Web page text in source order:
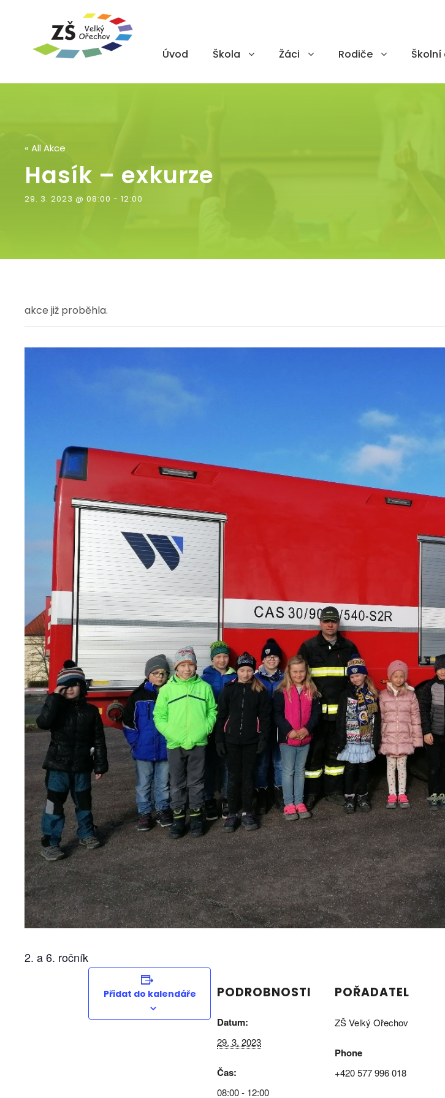
Úvod Škola Žáci Rodiče Školní
« All Akce
Hasík – exkurze
29. 3. 2023 @ 08:00 - 12:00
akce již proběhla.
2. a 6. ročník
Přidat do kalendáře PODROBNOSTI
Datum:
29. 3. 2023
Čas:
08:00 - 12:00
POŘADATEL
ZŠ Velký Ořechov
Phone
+420 577 996 018
Úvod
Kontakty